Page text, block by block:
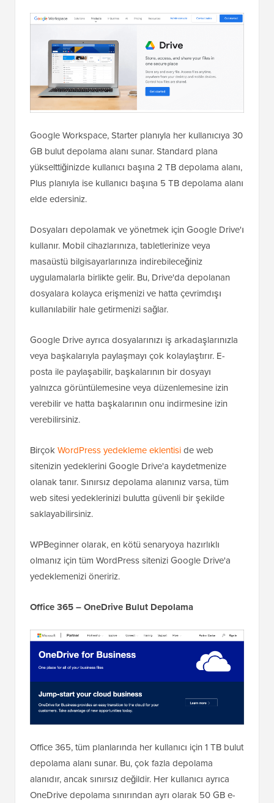
Google Workspace, Starter planıyla her kullanıcıya 30
GB bulut depolama alanı sunar. Standard plana
yükselttiğinizde kullanıcı başına 2 TB depolama alanı,
Plus planıyla ise kullanıcı başına 5 TB depolama alanı
elde edersiniz.
Dosyaları depolamak ve yönetmek için Google Drive'ı
kullanır. Mobil cihazlarınıza, tabletlerinize veya
masaüstü bilgisayarlarınıza indirebileceğiniz
uygulamalarla birlikte gelir. Bu, Drive'da depolanan
dosyalara kolayca erişmenizi ve hatta çevrimdışı
kullanılabilir hale getirmenizi sağlar.
Google Drive ayrıca dosyalarınızı iş arkadaşlarınızla
veya başkalarıyla paylaşmayı çok kolaylaştırır. E-
posta ile paylaşabilir, başkalarının bir dosyayı
yalnızca görüntülemesine veya düzenlemesine izin
verebilir ve hatta başkalarının onu indirmesine izin
verebilirsiniz.
BirçokWordPress yedekleme eklentiside web
sitenizin yedeklerini Google Drive'a kaydetmenize
olanak tanır. Sınırsız depolama alanınız varsa, tüm
web sitesi yedeklerinizi bulutta güvenli bir şekilde
saklayabilirsiniz.
WPBeginner olarak, en kötü senaryoya hazırlıklı
olmanız için tüm WordPress sitenizi Google Drive'a
yedeklemenizi öneririz.
Office 365 – OneDrive Bulut Depolama
Office 365, tüm planlarında her kullanıcı için 1 TB bulut
depolama alanı sunar. Bu, çok fazla depolama
alanıdır, ancak sınırsız değildir. Her kullanıcı ayrıca
OneDrive depolama sınırından ayrı olarak 50 GB e-